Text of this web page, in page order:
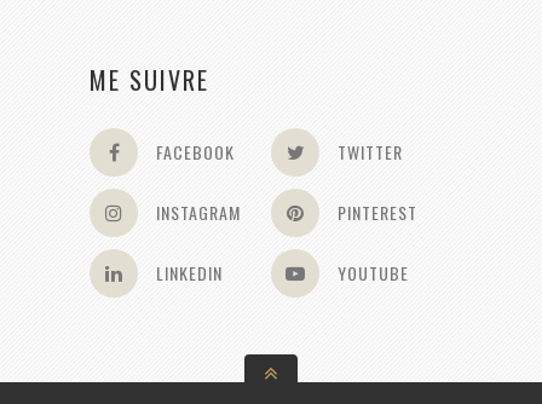
ME SUIVRE
FACEBOOK TWITTER
INSTAGRAM PINTEREST
LINKEDIN YOUTUBE